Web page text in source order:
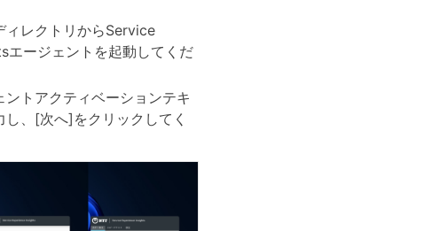
ィレクトリからService
ージェントを起動してくだ
ントアクティベーションテキ
、[次へ]をクリックしてく